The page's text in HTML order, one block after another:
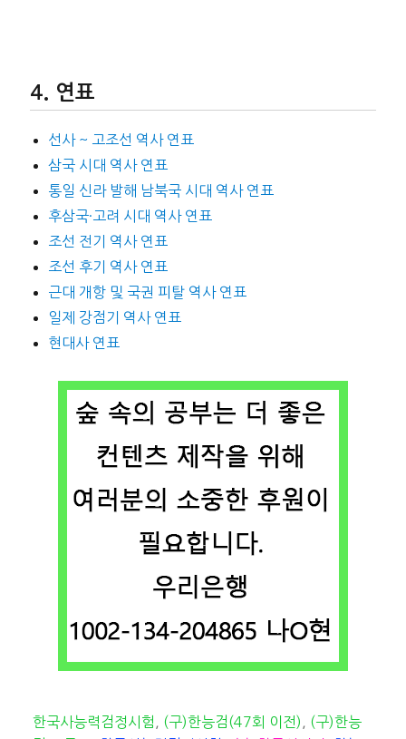
연표
선사 ~ 고조선 역사 연표
삼국 시대 역사 연표
통일 신라 발해 남북국 시대 역사 연표
후삼국·고려 시대 역사 연표
조선 전기 역사 연표
조선 후기 역사 연표
근대 개항 및 국권 피탈 역사 연표
일제 강점기 역사 연표
현대사 연표
카
한국사능력검정시험 (구)한능검(47회 이전)
(구)한능